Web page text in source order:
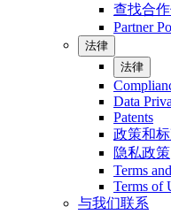
查找合
Partner
法律
法律
Data
Patents
政策和
隐私政策
Terms
Terms of
与我们联系